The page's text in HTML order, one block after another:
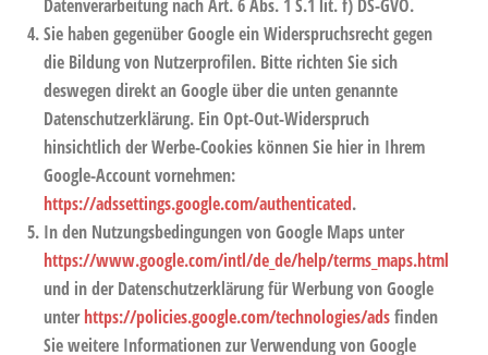
Datenverarbeitung nach Art. 6 Abs. 1 S.1 lit. f) DS-GVO.
Sie haben gegenüber Google ein Widerspruchsrecht gegen
die Bildung von Nutzerprofilen. Bitte richten Sie sich
deswegen direkt an Google über die unten genannte
Datenschutzerklärung. Ein Opt-Out-Widerspruch
hinsichtlich der Werbe-Cookies können Sie hier in Ihrem
Google-Account vornehmen:
https://adssettings.google.com/authenticated.
In den Nutzungsbedingungen von Google Maps unter
https://www.google.com/intl/de_de/help/terms_maps.html
und in der Datenschutzerklärung für Werbung von Google
unterhttps://policies.google.com/technologies/adsfinden
Sie weitere Informationen zur Verwendung von Google